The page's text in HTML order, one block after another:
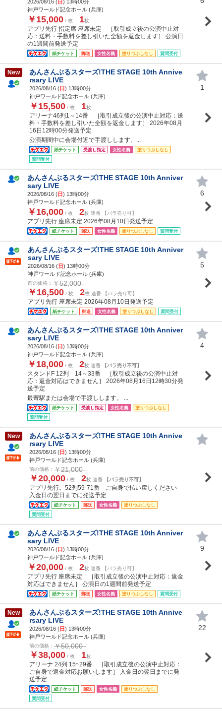
2026/08/16 ( 日 ) 13時00分
神戸ワールド記念ホール (兵庫)
￥15,000 / 枚 1枚
アプリ先行 指定席 座席未定 ［取引成立後の公演中止対
応：送料・手数料を差し引いた全額を返金します］ 公演日
の1週間前発送予定
紙チケット 郵送 女性名義 塗りつぶしなし 質問受付
New
あんさんぶるスターズ!THE STAGE 10th Annive
rsary LIVE
2026/08/16 (日) 13時00分
神戸ワールド記念ホール (兵庫)
￥15,500 / 枚 1枚
アリーナ46列1～14番 ［取引成立後の公演中止対応：送
料・手数料を差し引いた全額を返金します］ 2026年08月
16日12時00分発送予定
公演期間中に会場付近で手渡しします。...
紙チケット 受渡し指定 女性名義
塗りつぶしなし
質問受付
1
あんさんぶるスターズ!THE STAGE 10th Anniver
sary LIVE
2026/08/16 (日) 13時00分
神戸ワールド記念ホール (兵庫)
￥16,000 / 枚 2枚 連番 【バラ売り可】
アプリ先行 座席未定 2026年08月10日発送予定
紙チケット 郵送 女性名義 塗りつぶしなし 質問受付
6
あんさんぶるスターズ!THE STAGE 10th Anniver
sary LIVE
2026/08/16 (日) 13時00分
神戸ワールド記念ホール (兵庫)
前の価格： ￥52,000
￥16,500 / 枚 2枚 連番 【バラ売り可】
アプリ先行 座席未定 2026年08月10日発送予定
紙チケット 郵送 女性名義 塗りつぶしなし 質問受付
5
あんさんぶるスターズ!THE STAGE 10th Anniver
sary LIVE
2026/08/16 (日) 13時00分
神戸ワールド記念ホール (兵庫)
￥18,000 / 枚 2枚 連番 【バラ売り不可】
スタンドF 12列 14～33番 ［取引成立後の公演中止対
応：返金対応はできません］ 2026年08月16日12時30分発
送予定
最寄駅または会場で手渡しします。 ...
紙チケット 受渡し指定 女性名義
塗りつぶしなし
質問受付
4
New
あんさんぶるスターズ!THE STAGE 10th Annive
rsary LIVE
2026/08/16 (日) 13時00分
神戸ワールド記念ホール (兵庫)
前の価格： ￥21,000
￥20,000 / 枚 2枚 連番 【バラ売り不可】
アプリ先行。52列59-71番 ご自身で払い戻しください
入金日の翌日までに発送予定
紙チケット 郵送 女性名義
塗りつぶしなし
質問受付
あんさんぶるスターズ!THE STAGE 10th Anniver
sary LIVE
2026/08/16 (日) 13時00分
神戸ワールド記念ホール (兵庫)
￥20,000 / 枚 2枚 連番 【バラ売り可】
アプリ先行 座席未定 ［取引成立後の公演中止対応：返金
対応はできません］ 公演日の1週間前発送予定
紙チケット 郵送 女性名義 塗りつぶしなし 質問受付
9
New
あんさんぶるスターズ!THE STAGE 10th Annive
rsary LIVE
2026/08/16 (日) 13時00分
神戸ワールド記念ホール (兵庫)
前の価格： ￥50,000
￥38,000 / 枚 1枚
アリーナ 24列 15~29番 ［取引成立後の公演中止対応：
ご自身で返金対応お願いします］ 入金日の翌日までに発
送予定
紙チケット 郵送 女性名義
塗りつぶしなし
質問受付
22